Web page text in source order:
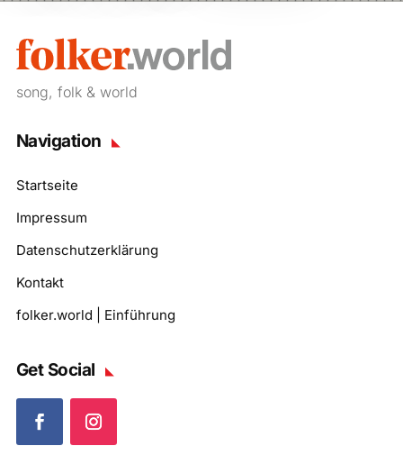
song, folk & world
Navigation
Startseite
Impressum
Datenschutzerklärung
Kontakt
folker.world | Einführung
Get Social